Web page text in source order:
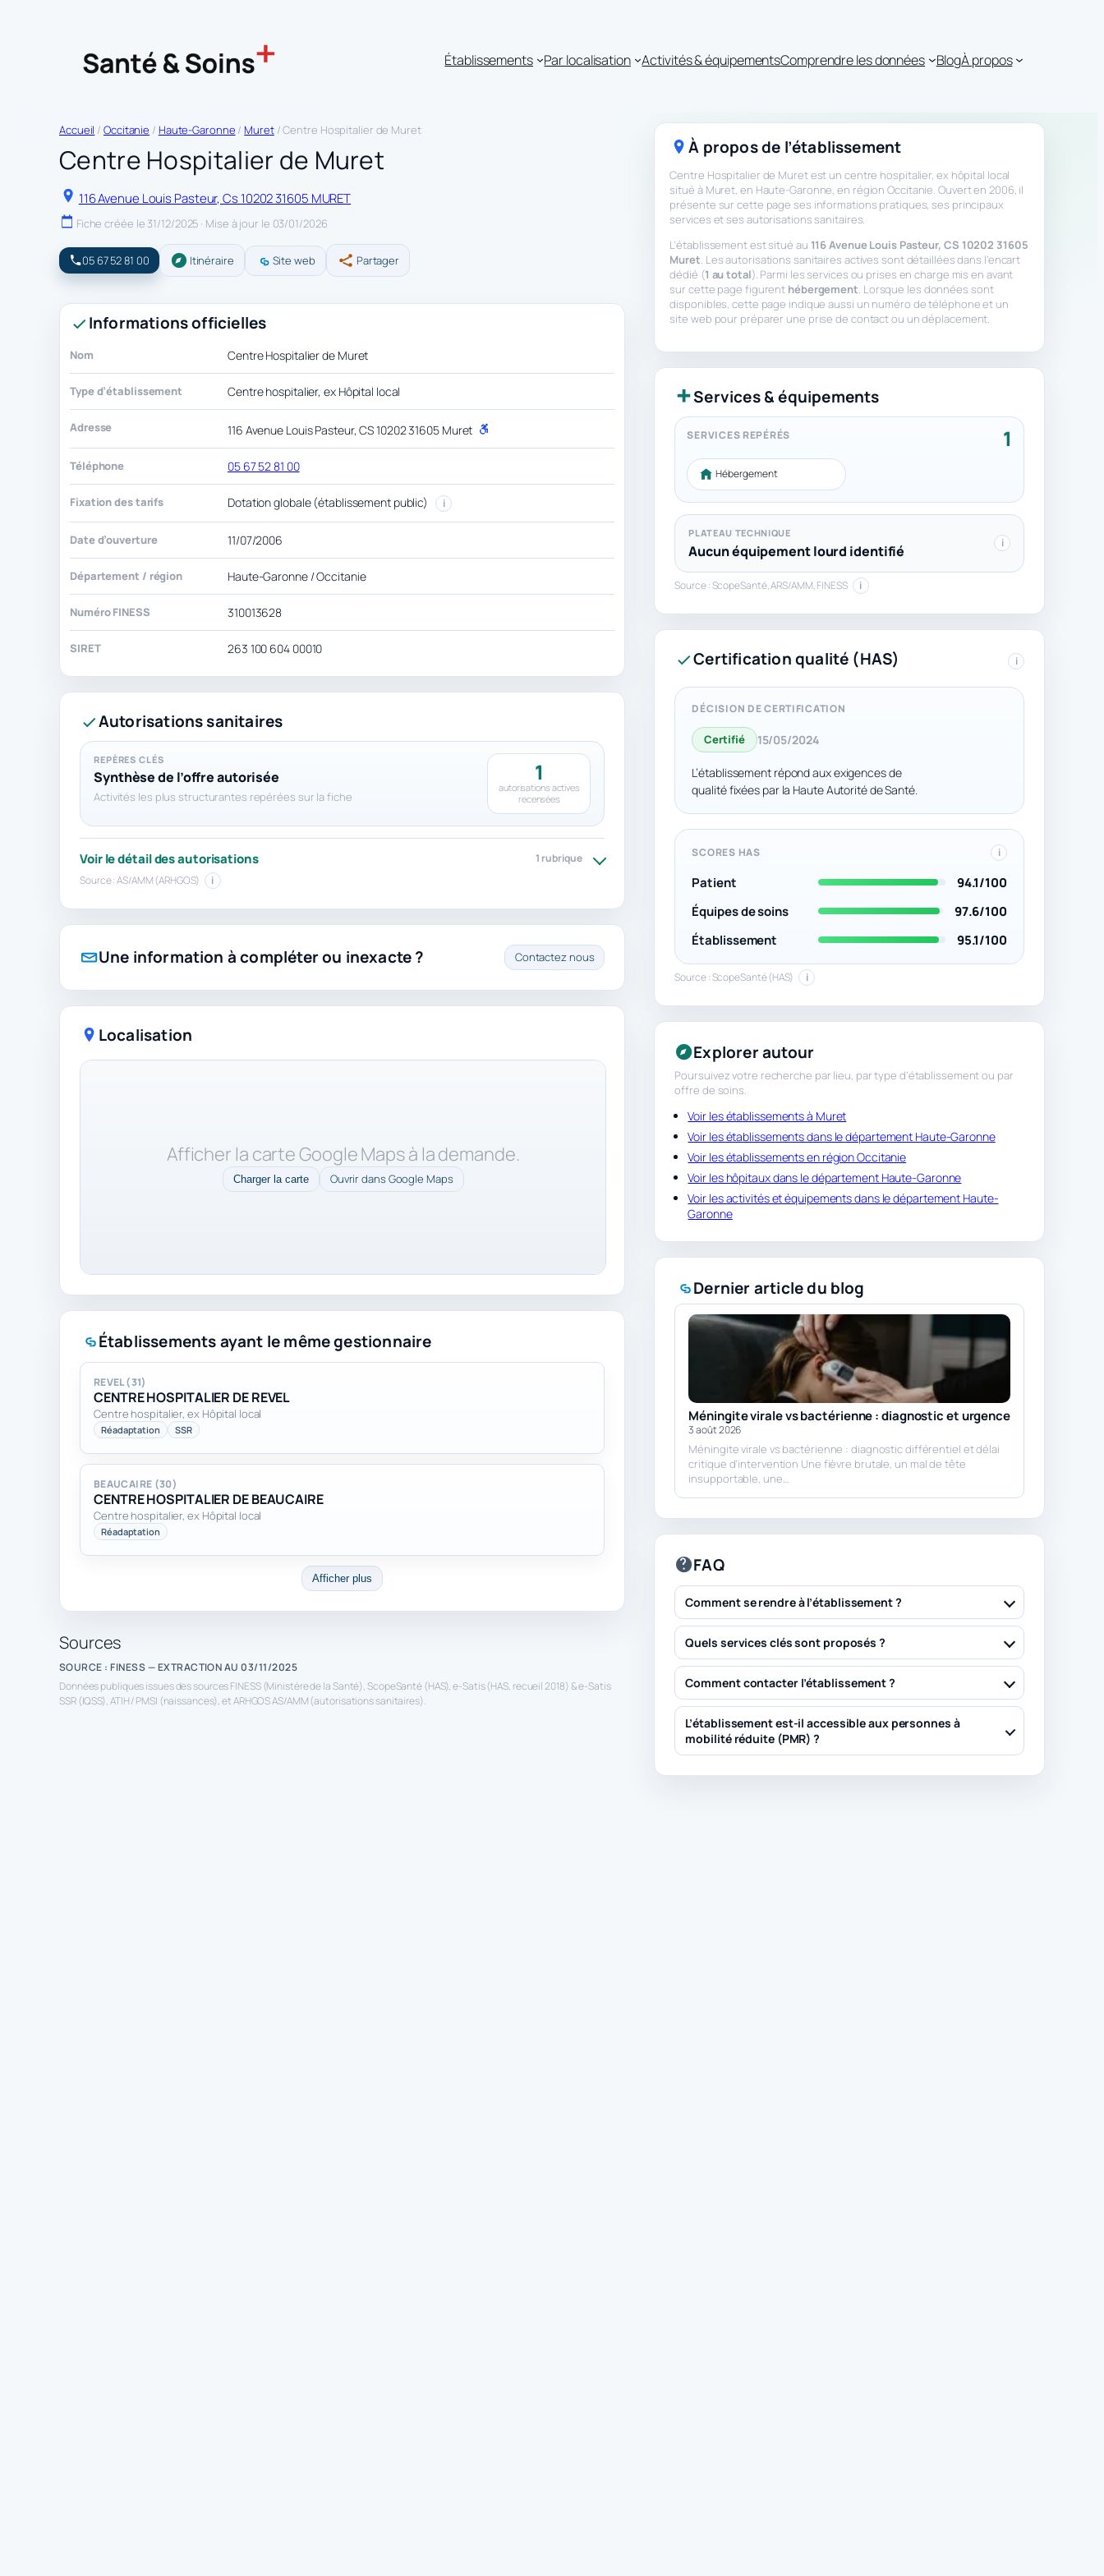
Établissements Par localisation Activités & équipementsComprendre les données BlogÀ propos
Accueil /Occitanie / Haute-Garonne /Muret/ Centre Hospitalier de Muret
Centre Hospitalier de Muret
116 Avenue Louis Pasteur, Cs 10202 31605 MURET
Fiche créée le 31/12/2025 · Mise à jour le 03/01/2026
05 67 52 81 00 Itinéraire Site web Partager
Informations officielles
Nom Centre Hospitalier de Muret
Type d’établissement Centre hospitalier, ex Hôpital local
Adresse 116 Avenue Louis Pasteur, CS 10202 31605 Muret
P
M
Téléphone 05 67 52 81 00
Fixation des tarifs Dotation globale (établissement public) i
Date d’ouverture 11/07/2006
Département / région Haute-Garonne / Occitanie
Numéro FINESS 310013628
SIRET 263 100 604 00010
Autorisations sanitaires
REPÈRES CLÉS
Synthèse de l’offre autorisée
Activités les plus structurantes repérées sur la fiche
1
autorisations actives
recensées
Voir le détail des autorisations
1 rubrique
Source : AS/AMM (ARHGOS)
i
Une information à compléter ou inexacte ? Contactez nous
Localisation
Afficher la carte Google Maps à la demande.
Charger la carte Ouvrir dans Google Maps
Établissements ayant le même gestionnaire
REVEL (31)
CENTRE HOSPITALIER DE REVEL
Centre hospitalier, ex Hôpital local
Réadaptation SSR
BEAUCAIRE (30)
CENTRE HOSPITALIER DE BEAUCAIRE
Centre hospitalier, ex Hôpital local
Réadaptation
Afficher plus
Sources
SOURCE : FINESS — EXTRACTION AU 03/11/2025
Données publiques issues des sources FINESS (Ministère de la Santé), ScopeSanté (HAS), e-Satis (HAS, recueil 2018) & e-Satis
SSR (IQSS), ATIH / PMSI (naissances), et ARHGOS AS/AMM (autorisations sanitaires).
À propos de l’établissement
Centre Hospitalier de Muret est un centre hospitalier, ex hôpital local
situé à Muret, en Haute-Garonne, en région Occitanie. Ouvert en 2006, il
présente sur cette page ses informations pratiques, ses principaux
services et ses autorisations sanitaires.
L’établissement est situé au 116 Avenue Louis Pasteur, CS 10202 31605
Muret. Les autorisations sanitaires actives sont détaillées dans l’encart
dédié (1 au total). Parmi les services ou prises en charge mis en avant
sur cette page figurent hébergement. Lorsque les données sont
disponibles, cette page indique aussi un numéro de téléphone et un
site web pour préparer une prise de contact ou un déplacement.
Services & équipements
SERVICES REPÉRÉS 1
Hébergement
PLATEAU TECHNIQUE
Aucun équipement lourd identifié i
Source : ScopeSanté, ARS/AMM, FINESS i
Certification qualité (HAS) i
DÉCISION DE CERTIFICATION
Certifié 15/05/2024
L’établissement répond aux exigences de
qualité fixées par la Haute Autorité de Santé.
SCORES HAS i
Patient
94.1/100
Équipes de soins
97.6/100
Établissement
95.1/100
Source : ScopeSanté (HAS) i
Explorer autour
Poursuivez votre recherche par lieu, par type d’établissement ou par
offre de soins.
Voir les établissements à Muret
Voir les établissements dans le département Haute-Garonne
Voir les établissements en région Occitanie
Voir les hôpitaux dans le département Haute-Garonne
Voir les activités et équipements dans le département Haute-
Garonne
Dernier article du blog
Méningite virale vs bactérienne : diagnostic et urgence
3 août 2026
Méningite virale vs bactérienne : diagnostic différentiel et délai
critique d’intervention Une fièvre brutale, un mal de tête
insupportable, une…
FAQ
Comment se rendre à l’établissement ?
Quels services clés sont proposés ?
Comment contacter l’établissement ?
L’établissement est-il accessible aux personnes à
mobilité réduite (PMR) ?